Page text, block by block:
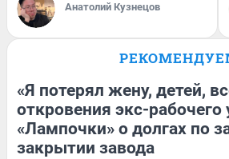
Анатолий Кузнецов
«Я потерял жену, детей,
откровения экс-
«Лампочки» о долгах по
закрытии завода